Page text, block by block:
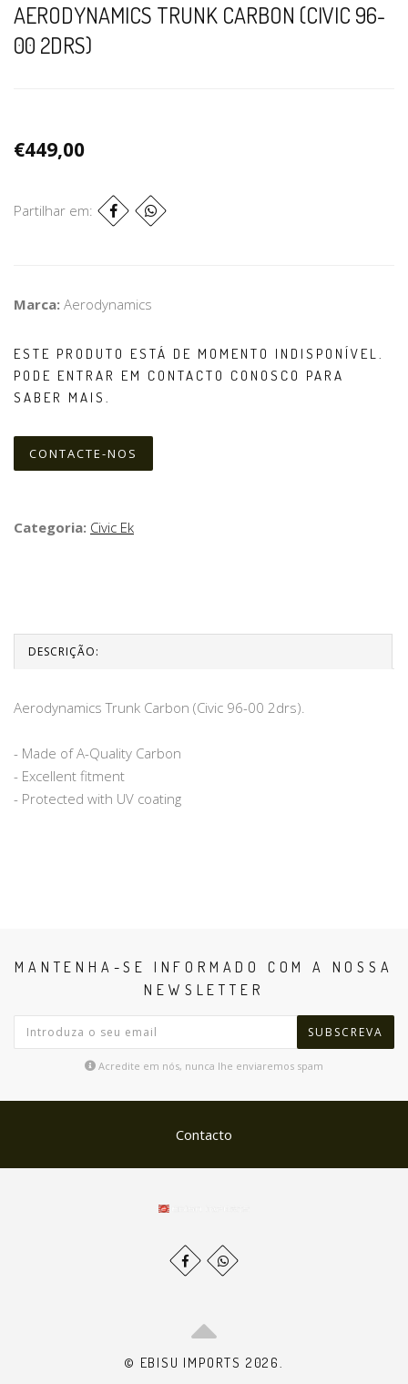
AERODYNAMICS TRUNK CARBON (CIVIC 96-
00 2DRS)
€449,00
Partilhar em:
Marca: Aerodynamics
ESTE PRODUTO ESTÁ DE MOMENTO INDISPONÍVEL.
PODE ENTRAR EM CONTACTO CONOSCO PARA
SABER MAIS.
CONTACTE-NOS
Categoria: Civic Ek
DESCRIÇÃO:
Aerodynamics Trunk Carbon (Civic 96-00 2drs).
- Made of A-Quality Carbon
- Excellent fitment
- Protected with UV coating
MANTENHA-SE INFORMADO COM A NOSSA
NEWSLETTER
SUBSCREVA
Acredite em nós, nunca lhe enviaremos spam
Contacto
© EBISU IMPORTS 2026.